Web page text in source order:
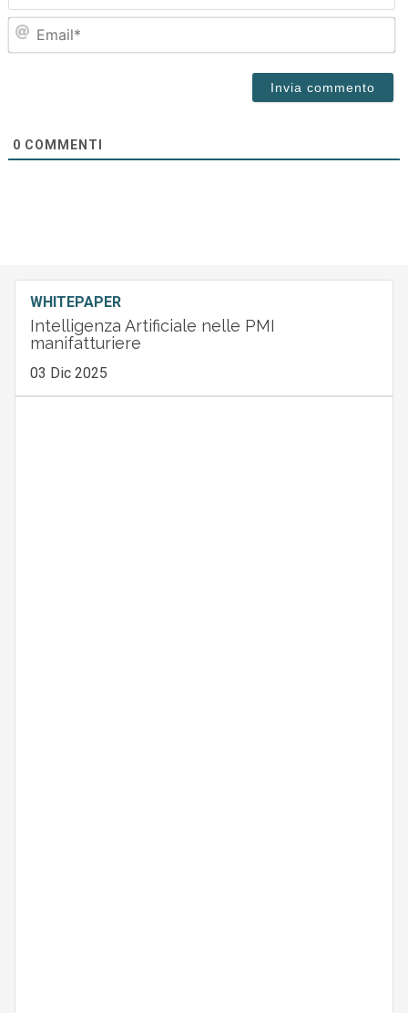
0 COMMENTI
WHITEPAPER
Intelligenza Artificiale nelle PMI
manifatturiere
03 Dic 2025